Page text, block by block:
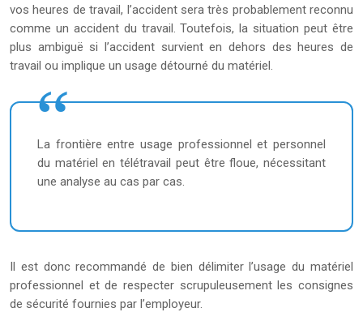
vos heures de travail, l’accident sera très probablement reconnu
comme un accident du travail. Toutefois, la situation peut être
plus ambiguë si l’accident survient en dehors des heures de
travail ou implique un usage détourné du matériel.
La frontière entre usage professionnel et personnel
du matériel en télétravail peut être floue, nécessitant
une analyse au cas par cas.
Il est donc recommandé de bien délimiter l’usage du matériel
professionnel et de respecter scrupuleusement les consignes
de sécurité fournies par l’employeur.